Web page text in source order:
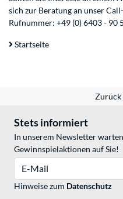
sich zur Beratung an unser
Rufnummer: +49 (0) 6403 - 90
Startseite
Zurück
Stets informiert
In unserem Newsletter
Gewinnspielaktionen auf Sie!
Hinweise zum Datenschutz